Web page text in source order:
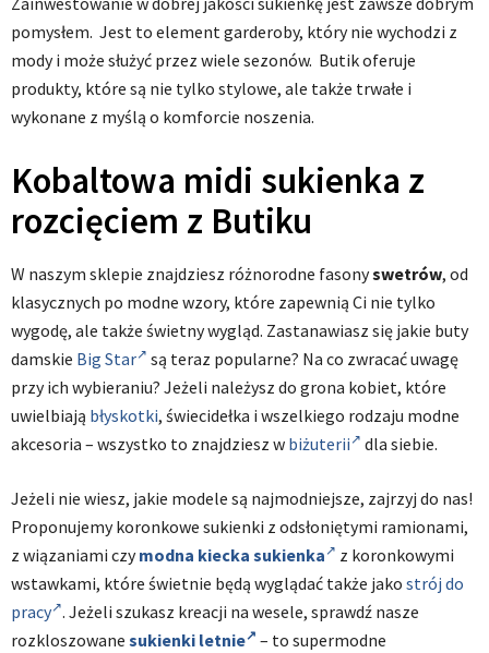
pomysłem. Jest to element garderoby, który nie wychodzi z
mody i może służyć przez wiele sezonów. Butik oferuje
produkty, które są nie tylko stylowe, ale także trwałe i
wykonane z myślą o komforcie noszenia.
Kobaltowa midi sukienka z
rozcięciem z Butiku
W naszym sklepie znajdziesz różnorodne fasonyswetrów, od
klasycznych po modne wzory, które zapewnią Ci nie tylko
wygodę, ale także świetny wygląd. Zastanawiasz się jakie buty
damskie Big Star
są teraz popularne? Na co zwracać uwagę
przy ich wybieraniu? Jeżeli należysz do grona kobiet, które
uwielbiają błyskotki, świecidełka i wszelkiego rodzaju modne
akcesoria – wszystko to znajdziesz w biżuterii dla siebie.
Jeżeli nie wiesz, jakie modele są najmodniejsze, zajrzyj do nas!
Proponujemy koronkowe sukienki z odsłoniętymi ramionami,
z wiązaniami czymodna kiecka sukienka
z koronkowymi
wstawkami, które świetnie będą wyglądać także jako strój do
pracy . Jeżeli szukasz kreacji na wesele, sprawdź nasze
rozkloszowane sukienki letnie
– to supermodne